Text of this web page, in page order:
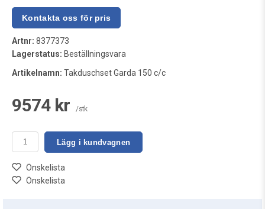
Artnr: 8377373
Lagerstatus: Beställningsvara
Artikelnamn: Takduschset Garda 150 c/c
9574 kr /stk
Lägg i kundvagnen
Önskelista
Önskelista